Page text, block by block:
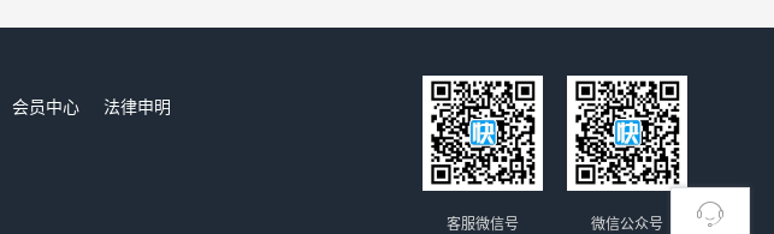
会员中心
法律申明
微信公众号
客服微信号